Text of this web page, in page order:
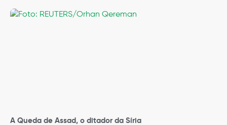
A Queda de Assad, o ditador da Síria